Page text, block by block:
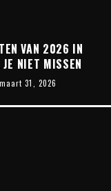
VAN 2026 IN
NIET MISSEN
maart 31, 2026